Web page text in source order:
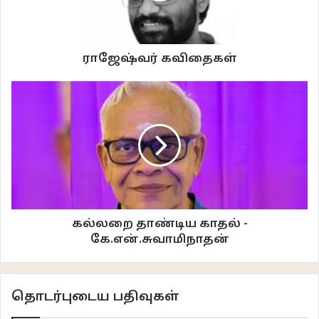
ஆனால், அதற்கு மாதிரி வேண்டுமே..! எனவே புகைப்படம் எடுத்துச் செல்ல
ஆனால், அதற்கு ஆச்சி சம்மதிக்கவேயில்லை. முகத்திலடித்ததுபோல
வெடுக்கென்று சொன்னாள்.. “அறிவில்லியாடி … ஒரு வீட்ல நகை பார்க்க வர்ற
நேரமா இது? .இப்பத்தான் லைட்டப் போட்டேன்… அதெல்லாம் சரிப்படாது…
போயிட்டு நாளைக்கு வா… சாமிக்கு வௌக்கு ஏத்திட்டேன் … இனி அரங்க
திறக்கற காரியம் நடக்காது… விடியட்டும்…”
மணிமேகலையின் முகம் வாடிப் போய்விட்டது. ஆனால், அது பற்றியெல்லாம்
ஆச்சி கொஞ்சம் கூட அலட்டிக் கொள்ளவில்லை.
சாயங்கால வேளையில் விளக்கு வைத்து விட்டால் அவ்வளவுதான். ஆச்சிக்கு
எல்லா சம்பிரதாயங்களும் தலைக்கு மேலே இரு கொம்புகள் போல முளைத்து
வேண்டியதுதான். ஆட்களின் தோற்றம் பிடிக்கவில்லை என்றால் பட்டப் பகலிலேயே
ராஜேஷ்வர் கவிதைகள்
கல்லறை தாண்டிய காதல் -
கே.என்.சுவாமிநாதன்
தொடர்புடைய பதிவுகள்